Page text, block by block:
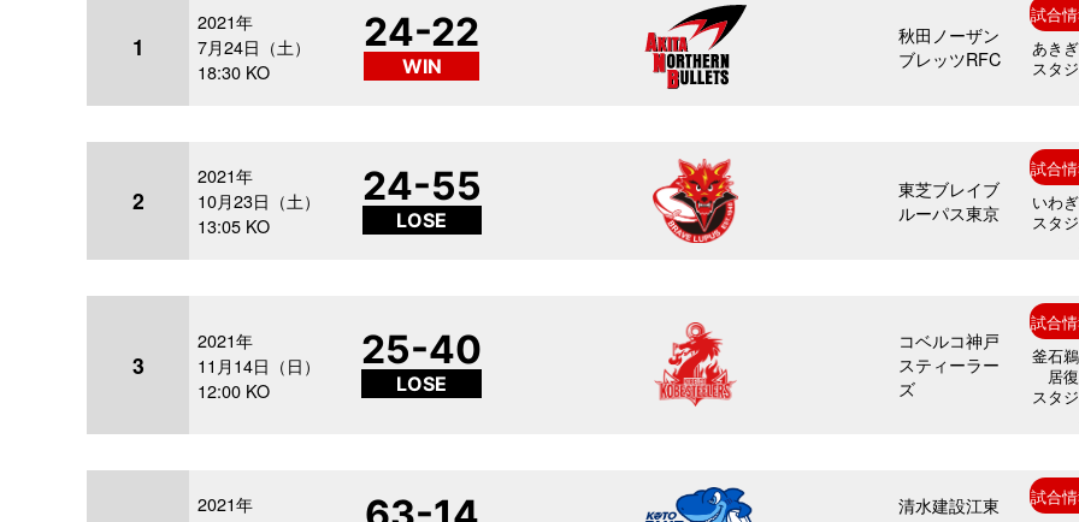
1
2021年
7月24日（土）
18:30 KO
24-22
WIN
秋田ノーザン
ブレッツRFC
試合
あき
スタ
2
2021年
10月23日（土）
13:05 KO
24-55
LOSE
東芝ブレイブ
ルーパス東京
試合
いわ
スタ
3
2021年
11月14日（日）
12:00 KO
25-40
LOSE
コベルコ神戸
スティーラー
ズ
試合
釜石
居
スタ
2021年
清水建設江東
試合